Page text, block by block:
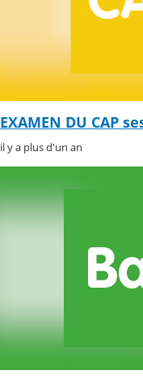
EXAMEN DU CAP
il y a plus d'un an